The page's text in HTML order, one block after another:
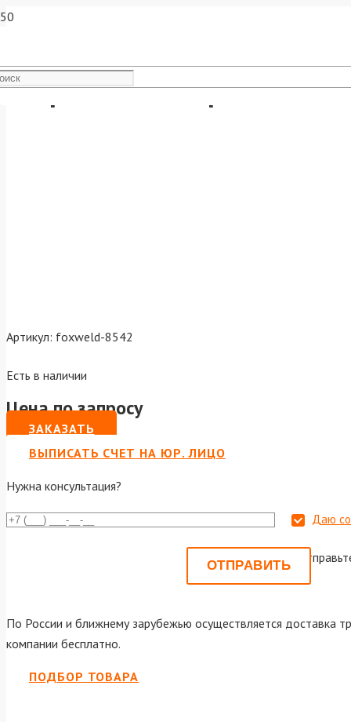
Сварочный аппарат UNO
Артикул: foxweld-8542
Есть в наличии
Цена по запросу
ЗАКАЗАТЬ
ВЫПИСАТЬ СЧЕТ НА ЮР. ЛИЦО
Нужна консультация?
Даю
Или
По России и ближнему зарубежью осуществляется доставка
компании бесплатно.
ПОДБОР ТОВАРА